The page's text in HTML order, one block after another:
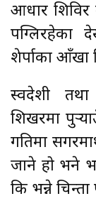
आधार शिविर
पग्लिरहेका
शेर्पाका आँखा
स्वदेशी तथा
शिखरमा
गतिमा
जाने हो भने
कि भन्ने